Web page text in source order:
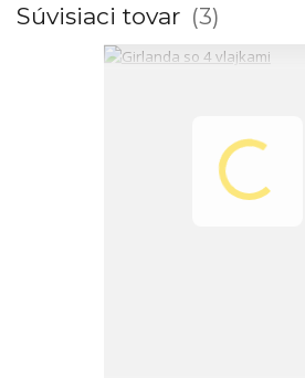
Súvisiaci tovar 3